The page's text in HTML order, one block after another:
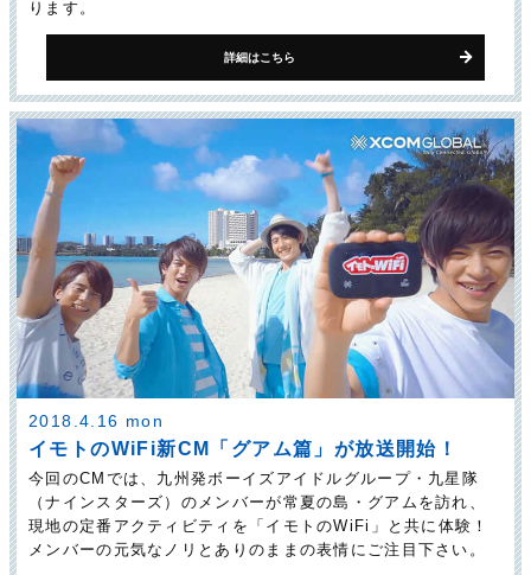
ります。
詳細はこちら
2018.4.16 mon
イモトのWiFi新CM「グアム篇」が放送開始！
今回のCMでは、九州発ボーイズアイドルグループ・九星隊
（ナインスターズ）のメンバーが常夏の島・グアムを訪れ、
現地の定番アクティビティを「イモトのWiFi」と共に体験！
メンバーの元気なノリとありのままの表情にご注目下さい。